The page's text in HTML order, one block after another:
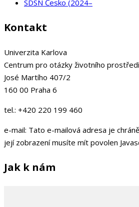
SDSN Česko (2024–
Kontakt
Univerzita Karlova
Centrum pro otázky životního prostředí
José Martího 407/2
160 00 Praha 6
tel.: +420 220 199 460
e-mail: Tato e-mailová adresa je
její zobrazení musíte mít povolen
Jak k nám